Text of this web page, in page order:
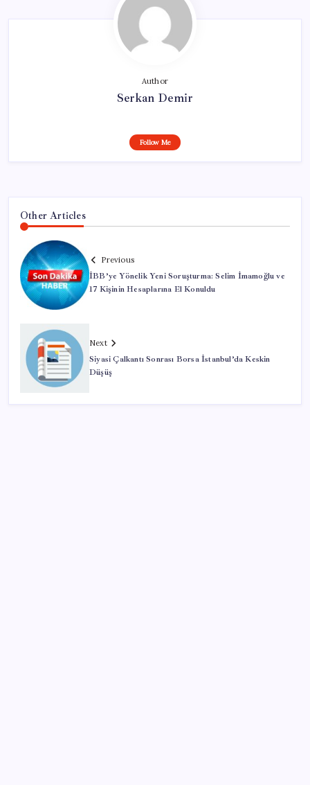
Author
Serkan Demir
Follow Me
Other Articles
Previous
İBB’ye Yönelik Yeni Soruşturma: Selim İmamoğlu ve
17 Kişinin Hesaplarına El Konuldu
Next
Siyasi Çalkantı Sonrası Borsa İstanbul’da Keskin
Düşüş